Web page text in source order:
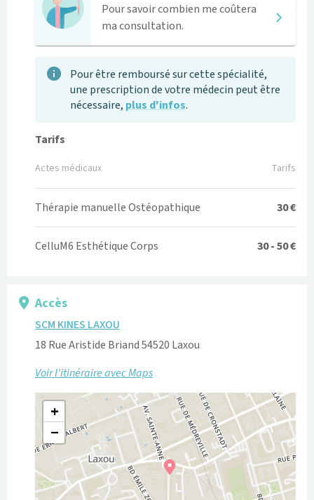
Pour savoir combien me coûtera
ma consultation.
Pour être remboursé sur cette spécialité,
une prescription de votre médecin peut être
nécessaire, plus d'infos.
Tarifs
Actes médicaux Tarifs
Thérapie manuelle Ostéopathique 30 €
CelluM6 Esthétique Corps 30 - 50 €
Accès
SCM KINES LAXOU
18 Rue Aristide Briand 54520 Laxou
Voir l’itinéraire avec Maps
+
−